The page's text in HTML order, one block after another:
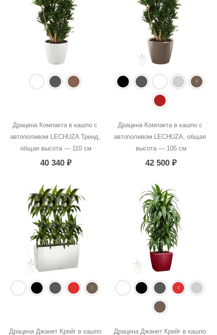
Драцена Компакта в кашпо с
автополивом LECHUZA Тренд,
общая высота — 110 см
40 340₽
Драцена Компакта в кашпо с
автополивом LECHUZA, общая
высота — 105 см
42 500 ₽
Драцена Джанет Крейг в кашпо Драцена Джанет Крейг в кашпо